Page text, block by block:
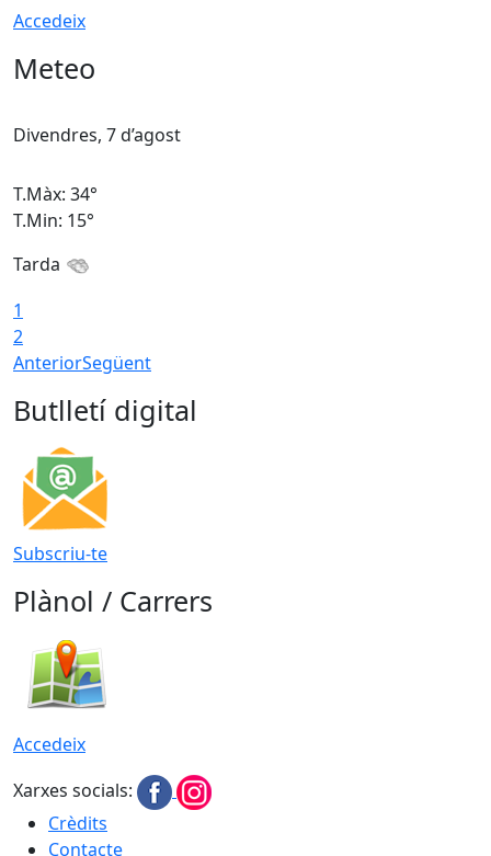
Accedeix
Meteo
Divendres, 7 d’agost
T.Màx: 34°
T.Min: 15°
Tarda
1
2
AnteriorSegüent
Butlletí digital
Subscriu-te
Plànol / Carrers
Accedeix
Xarxes socials:
Crèdits
Contacte